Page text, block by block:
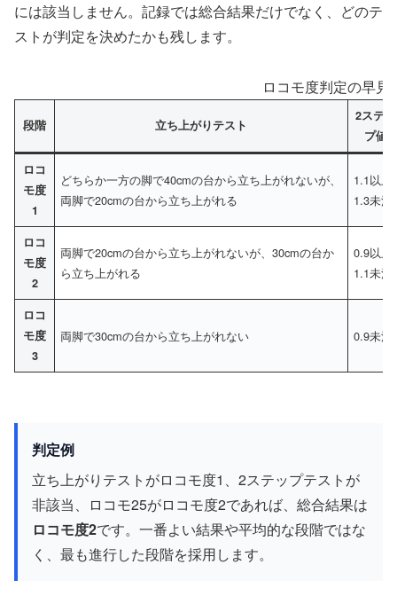
には該当しません。記録では総合結果だけでなく、どのテ
ストが判定を決めたかも残します。
ロコモ度判定の早見
段階 立ち上がりテスト
2ステッ
プ値
ロコ
モ度
1
どちらか一方の脚で40cmの台から立ち上がれないが、
両脚で20cmの台から立ち上がれる
1.1以上
1.3未満
ロコ
モ度
2
両脚で20cmの台から立ち上がれないが、30cmの台か
ら立ち上がれる
0.9以上
1.1未満
ロコ
モ度
3
両脚で30cmの台から立ち上がれない 0.9未満
判定例
立ち上がりテストがロコモ度1、2ステップテストが
非該当、ロコモ25がロコモ度2であれば、総合結果は
ロコモ度2です。一番よい結果や平均的な段階ではな
く、最も進行した段階を採用します。